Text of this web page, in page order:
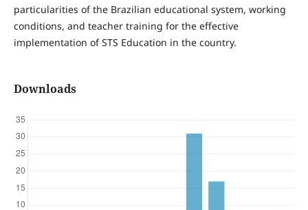
particularities of the Brazilian educational system, working
conditions, and teacher training for the effective
implementation of STS Education in the country.
Downloads